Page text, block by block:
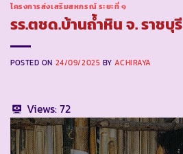
โครงการส่งเสริมสหกรณ์ ระยะที่ ๑
รร.ตชด.บ้านถ้ำหิน จ. ราชบุรี
POSTED ON 24/09/2025 BYACHIRAYA
Views:72